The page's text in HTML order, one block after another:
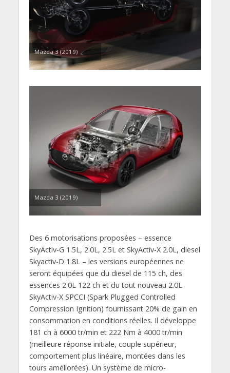
Mazda 3 (2019)
Mazda 3 (2019)
Des 6 motorisations proposées – essence
SkyActiv-G 1.5L, 2.0L, 2.5L et SkyActiv-X 2.0L, diesel
Skyactiv-D 1.8L – les versions européennes ne
seront équipées que du diesel de 115 ch, des
essences 2.0L 122 ch et du tout nouveau 2.0L
SkyActiv-X SPCCI (Spark Plugged Controlled
Compression Ignition) fournissant 20% de gain en
consommation en conditions réelles. Il développe
181 ch à 6000 tr/min et 222 Nm à 4000 tr/min
(meilleure réponse initiale, couple supérieur,
comportement plus linéaire, montées dans les
tours améliorées). Un système de micro-